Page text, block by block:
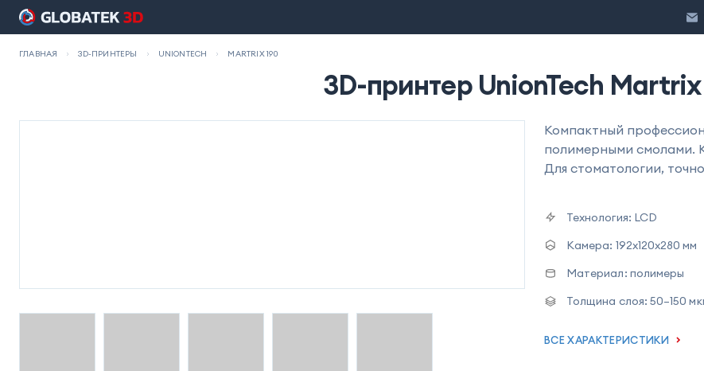
ГЛАВНАЯ 3D-ПРИНТЕРЫ UNIONTECH MARTRIX 190
3D-принтер UnionTech Martrix
Компактный
полимерными смолами.
Для стоматологии,
Технология: LCD
Камера: 192x120x280 мм
Материал: полимеры
Толщина слоя: 50–150
ВСЕ ХАРАКТЕРИСТИКИ